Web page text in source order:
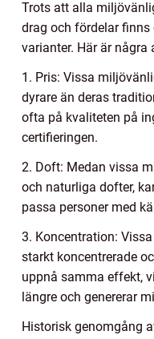
Trots att alla
drag och fördelar
varianter. Här är några
1. Pris: Vissa
dyrare än deras
ofta på kvaliteten på
certifieringen.
2. Doft: Medan vissa
och naturliga dofter,
passa personer med
3. Koncentration:
starkt koncentrerade
uppnå samma effekt,
längre och genererar
Historisk genomgång